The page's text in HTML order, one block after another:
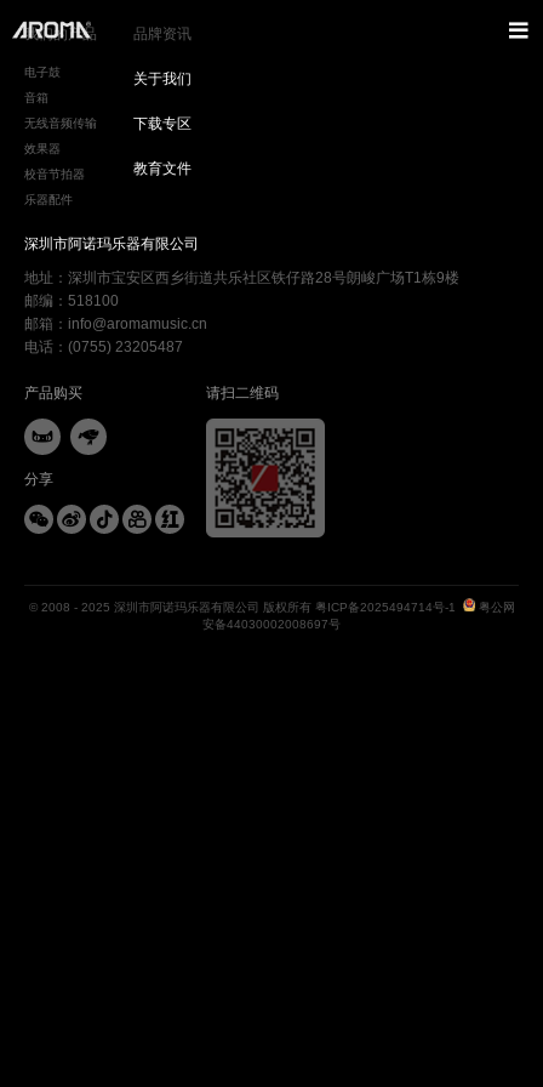
我们的产品
电子鼓
音箱
无线音频传输
效果器
校音节拍器
乐器配件
品牌资讯
关于我们
下载专区
教育文件
深圳市阿诺玛乐器有限公司
地址：深圳市宝安区西乡街道共乐社区铁仔路28号朗峻广场T1栋9楼
邮编：518100
邮箱：info@aromamusic.cn
电话：(0755) 23205487
产品购买
 
分享
    
请扫二维码
© 2008 - 2025 深圳市阿诺玛乐器有限公司 版权所有 粤ICP备2025494714号-1
粤公网
安备44030002008697号